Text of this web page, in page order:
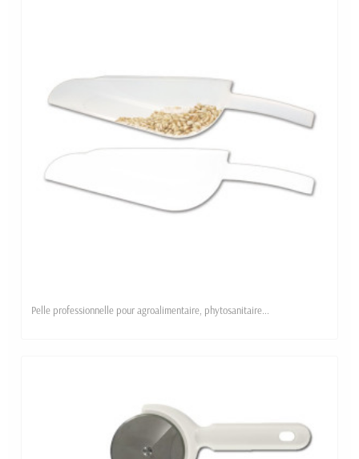
Pelle professionnelle pour agroalimentaire, phytosanitaire...